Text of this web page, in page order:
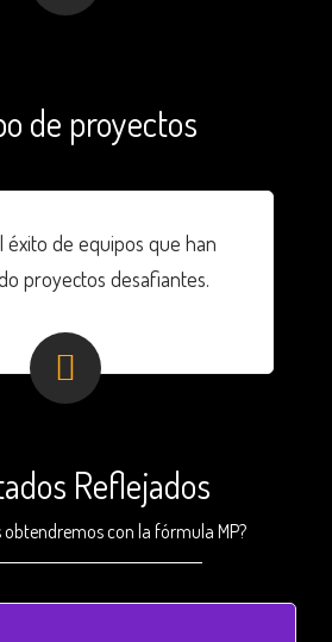
de proyectos
éxito de equipos que han
proyectos desafiantes.
Reflejados
obtendremos con la fórmula MP?